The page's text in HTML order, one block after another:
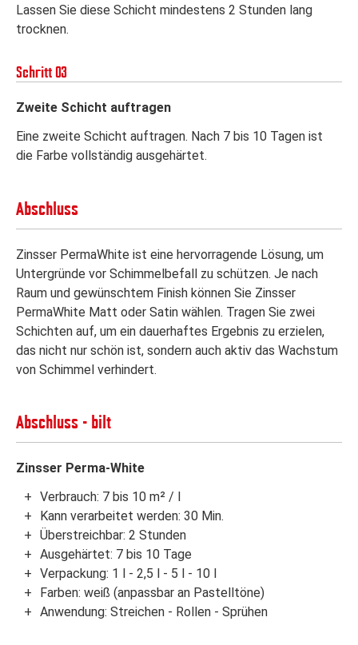
Lassen Sie diese Schicht mindestens 2 Stunden lang
trocknen.
Schritt 03
Zweite Schicht auftragen
Eine zweite Schicht auftragen. Nach 7 bis 10 Tagen ist
die Farbe vollständig ausgehärtet.
Abschluss
Zinsser PermaWhite ist eine hervorragende Lösung, um
Untergründe vor Schimmelbefall zu schützen. Je nach
Raum und gewünschtem Finish können Sie Zinsser
PermaWhite Matt oder Satin wählen. Tragen Sie zwei
Schichten auf, um ein dauerhaftes Ergebnis zu erzielen,
das nicht nur schön ist, sondern auch aktiv das Wachstum
von Schimmel verhindert.
Abschluss - bilt
Zinsser Perma-White
Verbrauch: 7 bis 10 m² / l
Kann verarbeitet werden: 30 Min.
Überstreichbar: 2 Stunden
Ausgehärtet: 7 bis 10 Tage
Verpackung: 1 l - 2,5 l - 5 l - 10 l
Farben: weiß (anpassbar an Pastelltöne)
Anwendung: Streichen - Rollen - Sprühen